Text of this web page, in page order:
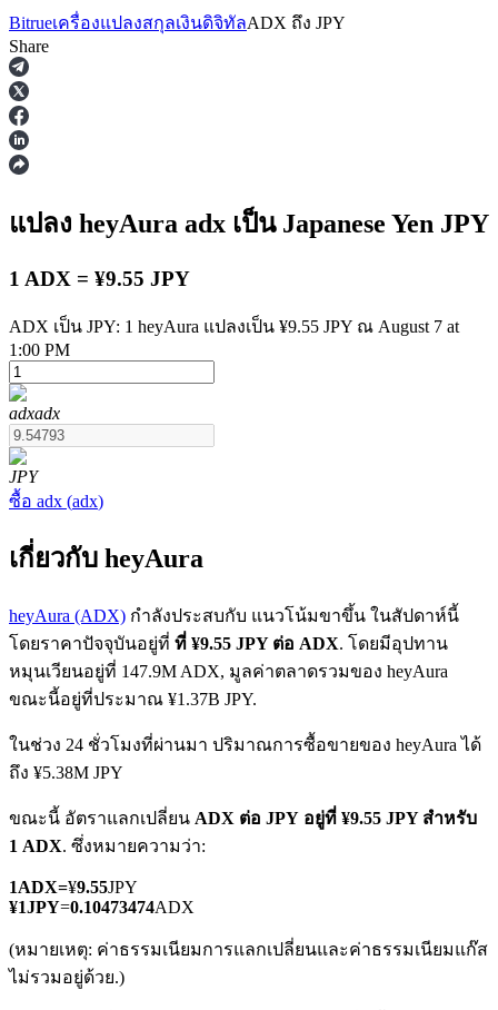
ฟิวเจอร์ส
ฟิวเจอร์สที่ใช้ USDT เป็นหลักประกัน
ฟิวเจอร์ส COIN-M
TradFi
อนุพันธ์ของหุ้น ฟอเร็กซ์ โลหะมีค่า และสินค้าโภคภัณฑ์
Bitrueเครื่องแปลงสกุลเงินดิจิทัลADX ถึง JPY
Share
แปลง heyAura adx เป็น Japanese Yen JPY
1 ADX = ¥9.55 JPY
ADX เป็น JPY: 1 heyAura แปลงเป็น ¥9.55 JPY ณ August 7 at
1:00 PM
adxadx
JPY
ซื้อ adx (adx)
เกี่ยวกับ heyAura
heyAura (ADX) กำลังประสบกับ แนวโน้มขาขึ้น ในสัปดาห์นี้
โดยราคาปัจจุบันอยู่ที่ ที่ ¥9.55 JPY ต่อ ADX. โดยมีอุปทาน
หมุนเวียนอยู่ที่ 147.9M ADX, มูลค่าตลาดรวมของ heyAura
ขณะนี้อยู่ที่ประมาณ ¥1.37B JPY.
ในช่วง 24 ชั่วโมงที่ผ่านมา ปริมาณการซื้อขายของ heyAura ได้
ถึง ¥5.38M JPY
ขณะนี้ อัตราแลกเปลี่ยน ADX ต่อ JPY อยู่ที่ ¥9.55 JPY สำหรับ
1 ADX. ซึ่งหมายความว่า:
1ADX=¥9.55JPY
¥1JPY=0.10473474ADX
(หมายเหตุ: ค่าธรรมเนียมการแลกเปลี่ยนและค่าธรรมเนียมแก๊ส
ไม่รวมอยู่ด้วย.)